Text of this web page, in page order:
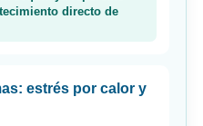
directo de
estrés por calor y